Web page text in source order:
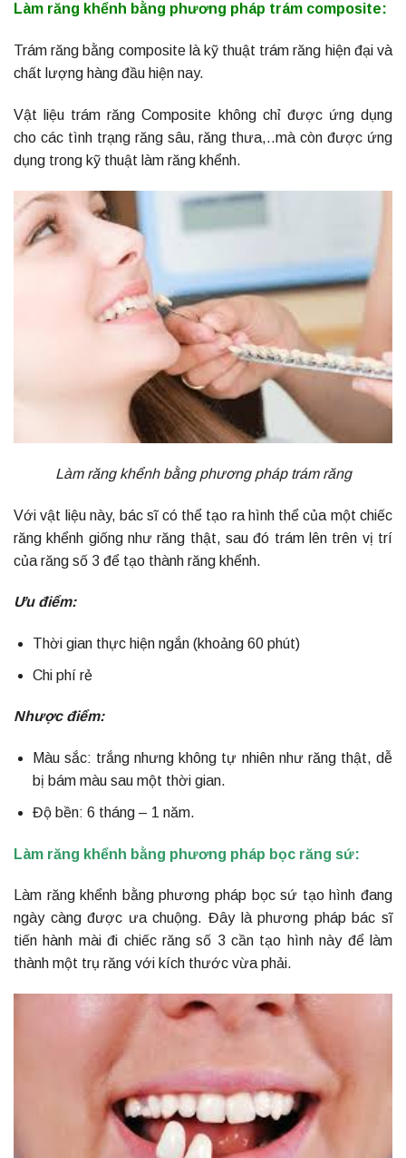
Làm răng khểnh bằng phương pháp trám composite:
Trám răng bằng composite là kỹ thuật trám răng hiện đại và
chất lượng hàng đầu hiện nay.
Vật liệu trám răng Composite không chỉ được ứng dụng
cho các tình trạng răng sâu, răng thưa,..mà còn được ứng
dụng trong kỹ thuật làm răng khểnh.
Làm răng khểnh bằng phương pháp trám răng
Với vật liệu này, bác sĩ có thể tạo ra hình thể của một chiếc
răng khểnh giống như răng thật, sau đó trám lên trên vị trí
của răng số 3 để tạo thành răng khểnh.
Ưu điểm:
Thời gian thực hiện ngắn (khoảng 60 phút)
Chi phí rẻ
Nhược điểm:
Màu sắc: trắng nhưng không tự nhiên như răng thật, dễ
bị bám màu sau một thời gian.
Độ bền: 6 tháng – 1 năm.
Làm răng khểnh bằng phương pháp bọc răng sứ:
Làm răng khểnh bằng phương pháp bọc sứ tạo hình đang
ngày càng được ưa chuộng. Đây là phương pháp bác sĩ
tiến hành mài đi chiếc răng số 3 cần tạo hình này để làm
thành một trụ răng với kích thước vừa phải.